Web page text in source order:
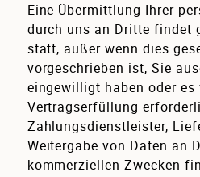
Eine Übermittlung Ihrer
durch uns an Dritte findet
statt, außer wenn dies
vorgeschrieben ist, Sie
eingewilligt haben oder es
Vertragserfüllung
Zahlungsdienstleister,
Weitergabe von Daten an
kommerziellen Zwecken